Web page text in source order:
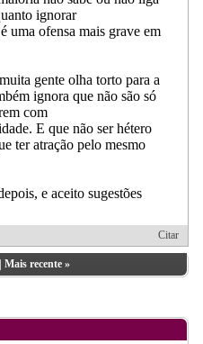
ignorar
uma ofensa mais grave em
gente olha torto para a
ignora que não são só
com
E que não ser hétero
ter atração pelo mesmo
e aceito sugestões
Citar
Mais recente»